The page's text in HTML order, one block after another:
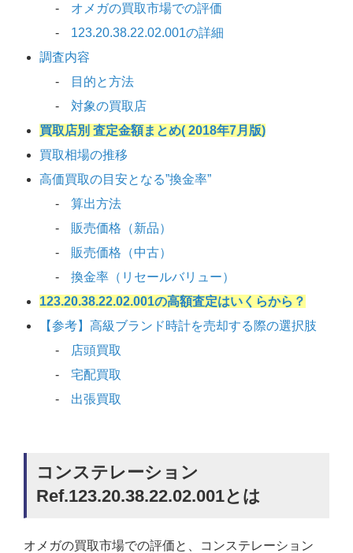
オメガの買取市場での評価
123.20.38.22.02.001の詳細
調査内容
目的と方法
対象の買取店
買取店別 査定金額まとめ( 2018年7月版)
買取相場の推移
高価買取の目安となる”換金率”
算出方法
販売価格（新品）
販売価格（中古）
換金率（リセールバリュー）
123.20.38.22.02.001の高額査定はいくらから？
【参考】高級ブランド時計を売却する際の選択肢
店頭買取
宅配買取
出張買取
コンステレーション
Ref.123.20.38.22.02.001とは
オメガの買取市場での評価と、コンステレーション